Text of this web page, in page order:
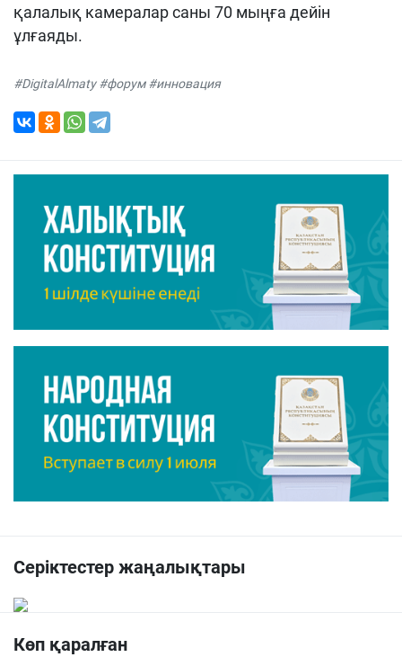
қалалық камералар саны 70 мыңға дейін
ұлғаяды.
#DigitalAlmaty #форум #инновация
Серіктестер жаңалықтары
Көп қаралған